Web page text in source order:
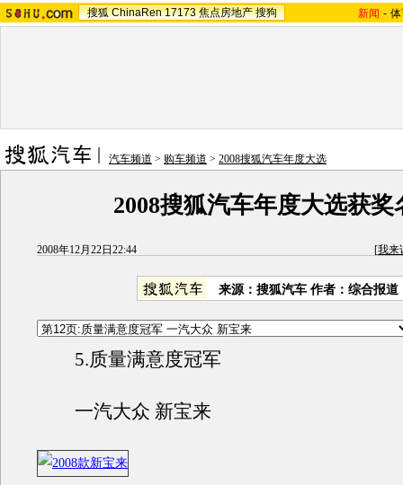
搜狐 ChinaRen 17173 焦点房地产 搜狗 新闻 -
汽车频道 > 购车频道 > 2008搜狐汽车年度大选
2008搜狐汽车年度大选获奖
2008年12月22日22:44 [我来
来源：搜狐汽车 作者：综合报道
5.质量满意度冠军
一汽大众 新宝来